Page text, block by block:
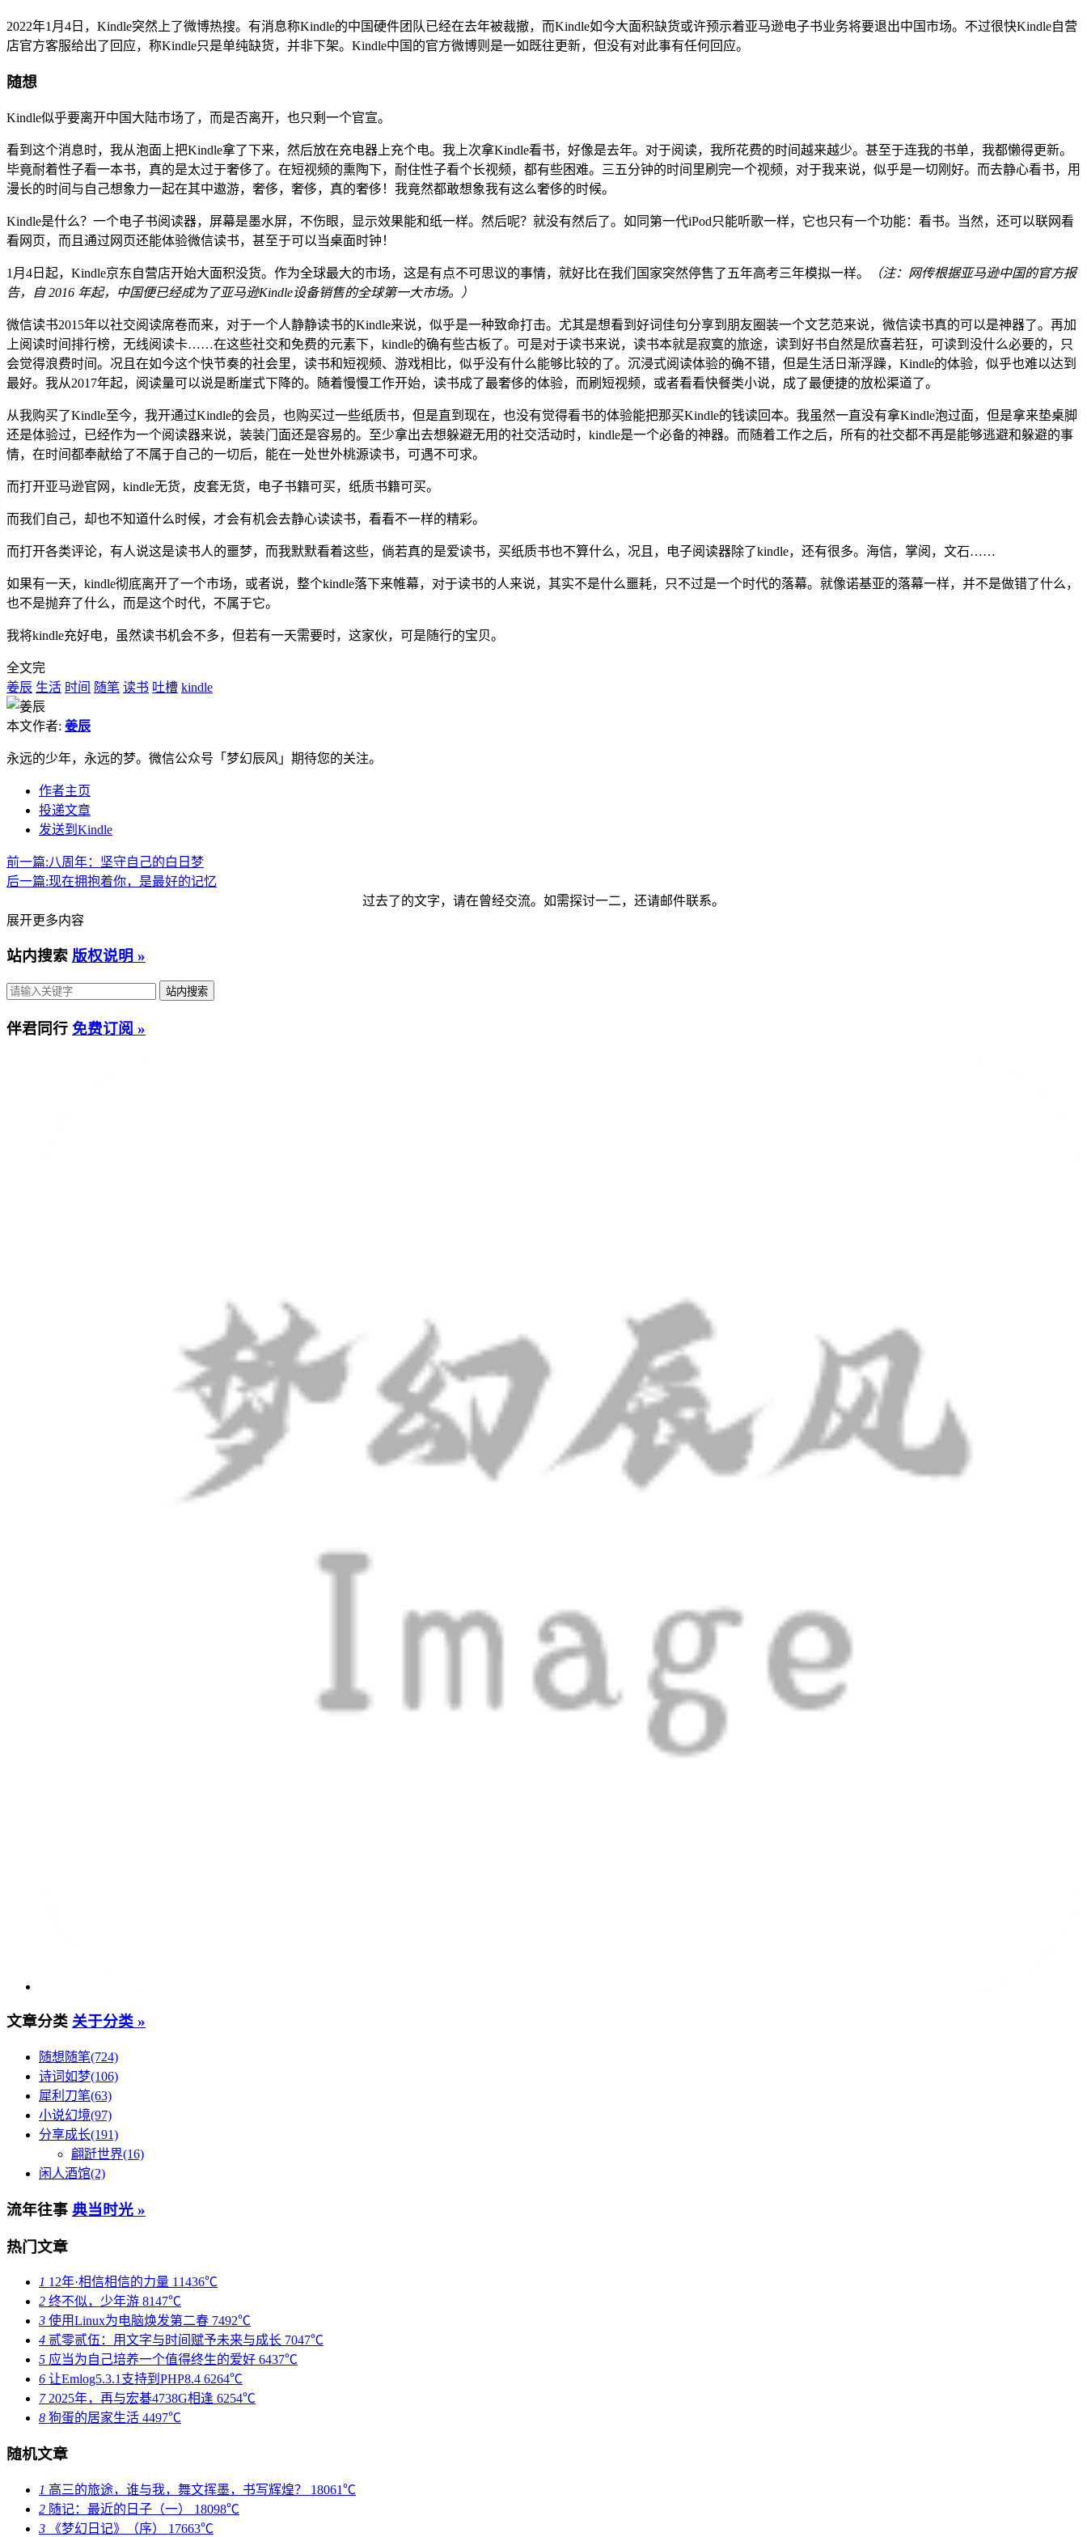
2022年1月4日，Kindle突然上了微博热搜。有消息称Kindle的中国硬件团队已经在去年被裁撤，而Kindle如今大面积缺货或许预示着亚马逊电子书业务将要退出中国市场。不过很快Kindle自营
店官方客服给出了回应，称Kindle只是单纯缺货，并非下架。Kindle中国的官方微博则是一如既往更新，但没有对此事有任何回应。
随想
Kindle似乎要离开中国大陆市场了，而是否离开，也只剩一个官宣。
看到这个消息时，我从泡面上把Kindle拿了下来，然后放在充电器上充个电。我上次拿Kindle看书，好像是去年。对于阅读，我所花费的时间越来越少。甚至于连我的书单，我都懒得更新。
毕竟耐着性子看一本书，真的是太过于奢侈了。在短视频的熏陶下，耐住性子看个长视频，都有些困难。三五分钟的时间里刷完一个视频，对于我来说，似乎是一切刚好。而去静心看书，用
漫长的时间与自己想象力一起在其中遨游，奢侈，奢侈，真的奢侈！我竟然都敢想象我有这么奢侈的时候。
Kindle是什么？一个电子书阅读器，屏幕是墨水屏，不伤眼，显示效果能和纸一样。然后呢？就没有然后了。如同第一代iPod只能听歌一样，它也只有一个功能：看书。当然，还可以联网看
看网页，而且通过网页还能体验微信读书，甚至于可以当桌面时钟！
1月4日起，Kindle京东自营店开始大面积没货。作为全球最大的市场，这是有点不可思议的事情，就好比在我们国家突然停售了五年高考三年模拟一样。
（注：网传根据亚马逊中国的官方报
告，自 2016 年起，中国便已经成为了亚马逊Kindle设备销售的全球第一大市场。）
微信读书2015年以社交阅读席卷而来，对于一个人静静读书的Kindle来说，似乎是一种致命打击。尤其是想看到好词佳句分享到朋友圈装一个文艺范来说，微信读书真的可以是神器了。再加
上阅读时间排行榜，无线阅读卡……在这些社交和免费的元素下，kindle的确有些古板了。可是对于读书来说，读书本就是寂寞的旅途，读到好书自然是欣喜若狂，可读到没什么必要的，只
会觉得浪费时间。况且在如今这个快节奏的社会里，读书和短视频、游戏相比，似乎没有什么能够比较的了。沉浸式阅读体验的确不错，但是生活日渐浮躁，Kindle的体验，似乎也难以达到
最好。我从2017年起，阅读量可以说是断崖式下降的。随着慢慢工作开始，读书成了最奢侈的体验，而刷短视频，或者看看快餐类小说，成了最便捷的放松渠道了。
从我购买了Kindle至今，我开通过Kindle的会员，也购买过一些纸质书，但是直到现在，也没有觉得看书的体验能把那买Kindle的钱读回本。我虽然一直没有拿Kindle泡过面，但是拿来垫桌脚
还是体验过，已经作为一个阅读器来说，装装门面还是容易的。至少拿出去想躲避无用的社交活动时，kindle是一个必备的神器。而随着工作之后，所有的社交都不再是能够逃避和躲避的事
情，在时间都奉献给了不属于自己的一切后，能在一处世外桃源读书，可遇不可求。
而打开亚马逊官网，kindle无货，皮套无货，电子书籍可买，纸质书籍可买。
而我们自己，却也不知道什么时候，才会有机会去静心读读书，看看不一样的精彩。
而打开各类评论，有人说这是读书人的噩梦，而我默默看着这些，倘若真的是爱读书，买纸质书也不算什么，况且，电子阅读器除了kindle，还有很多。海信，掌阅，文石……
如果有一天，kindle彻底离开了一个市场，或者说，整个kindle落下来帷幕，对于读书的人来说，其实不是什么噩耗，只不过是一个时代的落幕。就像诺基亚的落幕一样，并不是做错了什么，
也不是抛弃了什么，而是这个时代，不属于它。
我将kindle充好电，虽然读书机会不多，但若有一天需要时，这家伙，可是随行的宝贝。
全文完
姜辰 生活 时间 随笔 读书 吐槽 kindle
本文作者: 姜辰
永远的少年，永远的梦。微信公众号「梦幻辰风」期待您的关注。
作者主页
投递文章
发送到Kindle
前一篇:八周年：坚守自己的白日梦
后一篇:现在拥抱着你，是最好的记忆
过去了的文字，请在曾经交流。如需探讨一二，还请邮件联系。
展开更多内容
站内搜索 版权说明 »
伴君同行 免费订阅 »
文章分类 关于分类 »
随想随笔(724)
诗词如梦(106)
犀利刀笔(63)
小说幻境(97)
分享成长(191)
翩跹世界(16)
闲人酒馆(2)
流年往事 典当时光 »
热门文章
1 12年·相信相信的力量 11436℃
2 终不似，少年游 8147℃
3 使用Linux为电脑焕发第二春 7492℃
4 贰零贰伍：用文字与时间赋予未来与成长 7047℃
5 应当为自己培养一个值得终生的爱好 6437℃
6 让Emlog5.3.1支持到PHP8.4 6264℃
72025年，再与宏碁4738G相逢 6254℃
8 狗蛋的居家生活 4497℃
随机文章
1 高三的旅途，谁与我，舞文挥墨，书写辉煌？ 18061℃
2 随记：最近的日子（一） 18098℃
3 《梦幻日记》（序） 17663℃